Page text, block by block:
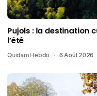
Pujols : la destination
l’été
Quidam Hebdo 6 Août 2026